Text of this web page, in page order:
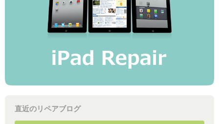
直近のリペアブログ